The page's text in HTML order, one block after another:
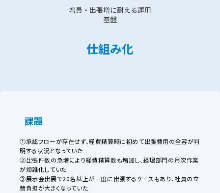
増員・出張増に耐える運用
基盤
仕組み化
課題
①承認フローが存在せず、経費精算時に初めて出張費用の全容が判
明する状況となっていた
②出張件数の急増により経費精算数も増加し、経理部門の月次作業
が煩雑化していた
③展示会出展で20名以上が一度に出張するケースもあり、社員の立
替負担が大きくなっていた